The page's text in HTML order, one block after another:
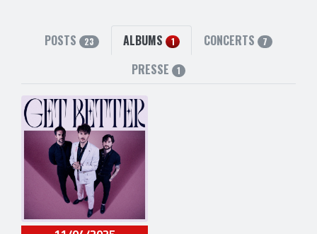
POSTS 23 ALBUMS 1 CONCERTS 7
PRESSE 1